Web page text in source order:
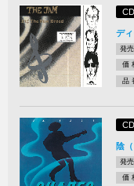
CD
デ
発売
価
品
CD
陰（
発売
価